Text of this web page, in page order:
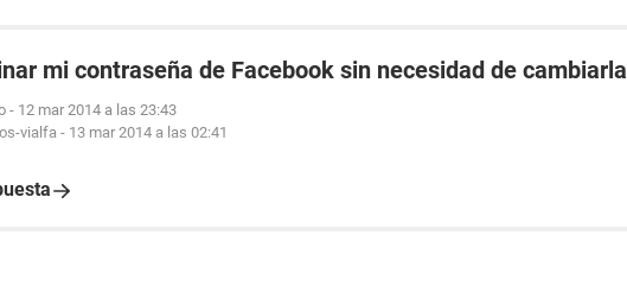
mi contraseña de Facebook sin necesidad de cambiarla
- 12 mar 2014 a las 23:43
vialfa- 13 mar 2014 a las 02:41